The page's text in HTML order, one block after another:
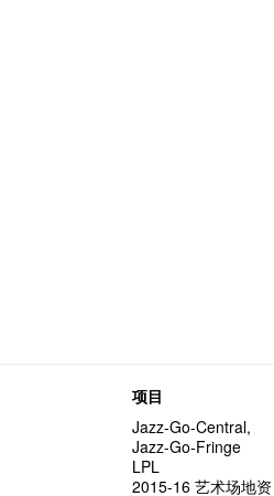
项目
Jazz-Go-Central,
Jazz-Go-Fringe
LPL
2015-16 艺术场地资